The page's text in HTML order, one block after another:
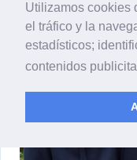
Utilizamos cookies
el tráfico y la
estadísticos;
contenidos